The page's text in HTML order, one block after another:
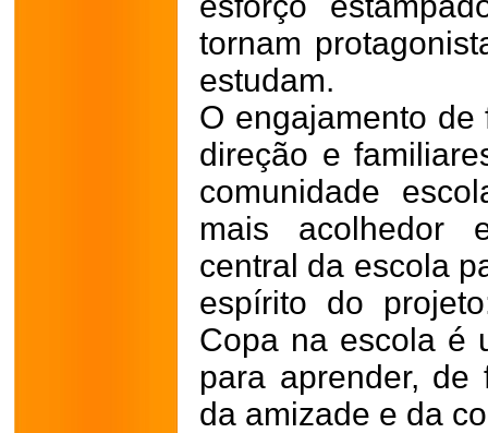
tornam
estudam.
O engajamento de
direção e
comunidade
mais acolhedor
central da escola
espírito do
Copa na escola é
para aprender,
da amizade e da